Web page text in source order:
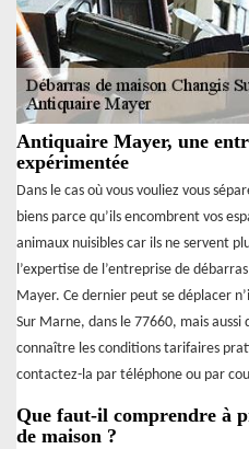
Antiquaire Mayer, une
expérimentée
Dans le cas où vous vouliez vous
biens parce qu’ils encombrent vos
animaux nuisibles car ils ne servent
l’expertise de l’entreprise de
Mayer. Ce dernier peut se déplacer
Sur Marne, dans le 77660, mais aussi
connaître les conditions tarifaires
contactez-la par téléphone ou par
Que faut-il comprendre à
de maison ?